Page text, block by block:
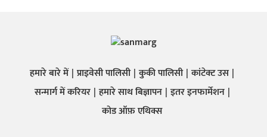
हमारे बारे में प्राइवेसी पालिसी कुकी पालिसी कांटेक्ट उस
सन्मार्ग में करियर हमारे साथ बिज्ञापन इतर इनफार्मेशन
कोड ऑफ़ एथिक्स